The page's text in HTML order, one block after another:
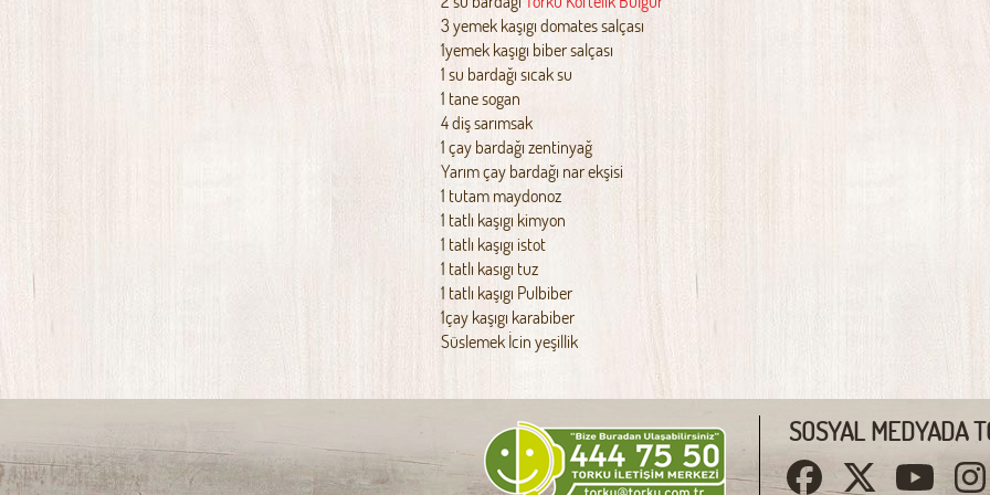
3 yemek kaşıgı domates salçası
1yemek kaşıgı biber salçası
1 su bardağı sıcak su
1 tane sogan
4 diş sarımsak
1 çay bardağı zentinyağ
Yarım çay bardağı nar ekşisi
1 tutam maydonoz
1 tatlı kaşıgı kimyon
1 tatlı kaşıgı istot
1 tatlı kasıgı tuz
1 tatlı kaşıgı Pulbiber
1çay kaşıgı karabiber
Süslemek İcin yeşillik
SOSYAL MEDYADA